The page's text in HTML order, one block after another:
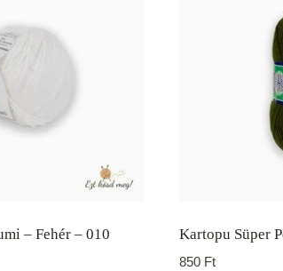
– Fehér – 010 Kartopu Süper
850 Ft